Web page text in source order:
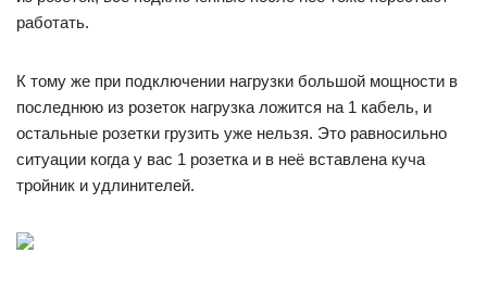
работать.
К тому же при подключении нагрузки большой мощности в
последнюю из розеток нагрузка ложится на 1 кабель, и
остальные розетки грузить уже нельзя. Это равносильно
ситуации когда у вас 1 розетка и в неё вставлена куча
тройник и удлинителей.